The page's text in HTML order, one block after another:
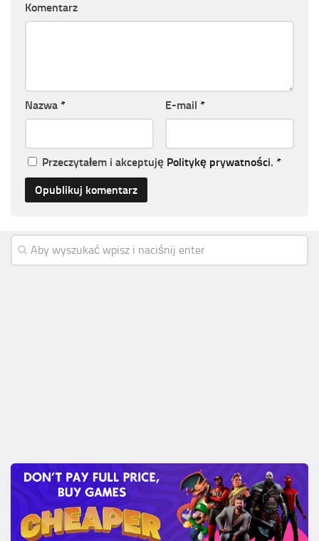
Komentarz
Nazwa * E-mail *
Przeczytałem i akceptuję Politykę prywatności. *